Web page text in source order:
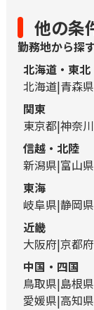
他の条
勤務地から探
北海道・東北
北海道 青森県
関東
東京都 神奈
信越・北陸
新潟県 富山県
東海
岐阜県 静岡県
近畿
大阪府 京都府
中国・四国
鳥取県 島根県
愛媛県 高知県